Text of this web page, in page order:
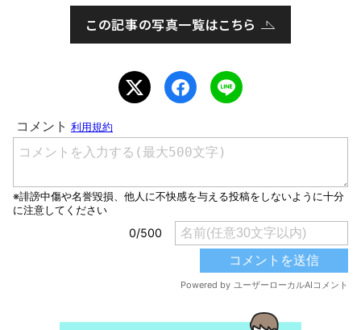
この記事の写真一覧はこちら